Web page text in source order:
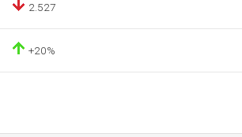
2.527
+20%